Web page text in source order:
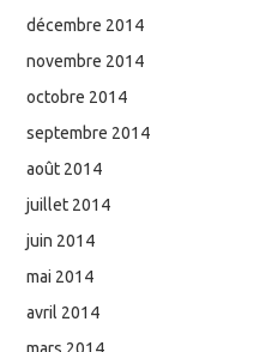
décembre 2014
novembre 2014
octobre 2014
septembre 2014
août 2014
juillet 2014
juin 2014
mai 2014
avril 2014
mars 2014